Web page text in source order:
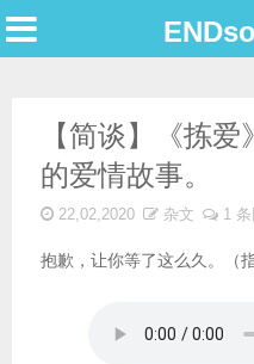
【简谈】《拣
的爱情故事。
22,02,2020 杂文 1
抱歉，让你等了这么久。（